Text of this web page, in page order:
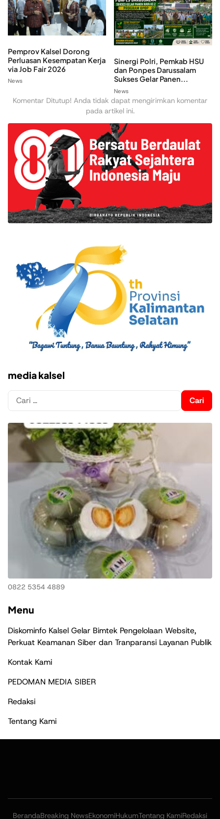
Pemprov Kalsel Dorong
Perluasan Kesempatan Kerja
via Job Fair 2026
News
Sinergi Polri, Pemkab HSU
dan Ponpes Darussalam
Sukses Gelar Panen...
News
Komentar Ditutup! Anda tidak dapat mengirimkan komentar
pada artikel ini.
media kalsel
Cari
untuk:
0822 5354 4889
Menu
Diskominfo Kalsel Gelar Bimtek Pengelolaan Website,
Perkuat Keamanan Siber dan Tranparansi Layanan Publik
Kontak Kami
PEDOMAN MEDIA SIBER
Redaksi
Tentang Kami
BerandaBreaking NewsEkonomiHukumTentang KamiRedaksi